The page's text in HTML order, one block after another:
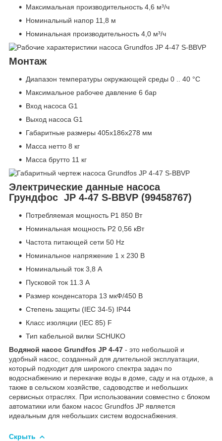
Максимальная производительность 4,6 м³/ч
Номинальный напор 11,8 м
Номинальная производительность 4,0 м³/ч
Монтаж
Диапазон температуры окружающей среды 0 .. 40 °C
Максимальное рабочее давление 6 бар
Вход насоса G1
Выход насоса G1
Габаритные размеры 405х186х278 мм
Масса нетто 8 кг
Масса брутто 11 кг
Электрические данные насоса
Грундфос JP 4-47 S-BBVP (99458767)
Потребляемая мощность P1 850 Вт
Номинальная мощность P2 0,56 кВт
Частота питающей сети 50 Hz
Номинальное напряжение 1 x 230 В
Номинальный ток 3,8 A
Пусковой ток 11.3 A
Размер конденсатора 13 мкФ/450 В
Степень защиты (IEC 34-5) IP44
Класс изоляции (IEC 85) F
Тип кабельной вилки SCHUKO
Водяной насос Grundfos JP 4-47 - это небольшой и
удобный насос, созданный для длительной эксплуатации,
который подходит для широкого спектра задач по
водоснабжению и перекачке воды в доме, саду и на отдыхе, а
также в сельском хозяйстве, садоводстве и небольших
сервисных отраслях. При использовании совместно с блоком
автоматики или баком насос Grundfos JP является
идеальным для небольших систем водоснабжения.
Скрыть